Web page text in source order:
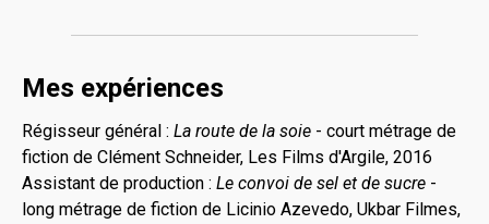
Mes expériences
Régisseur général : La route de la soie - court métrage de
fiction de Clément Schneider, Les Films d'Argile, 2016
Assistant de production : Le convoi de sel et de sucre -
long métrage de fiction de Licinio Azevedo, Ukbar Filmes,